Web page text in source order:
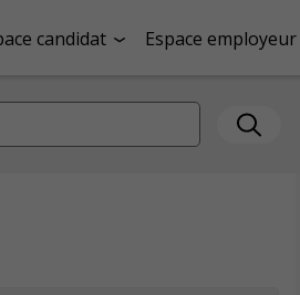
candidat Espace employeur